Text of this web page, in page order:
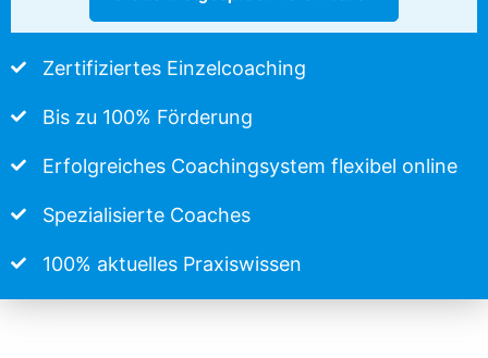
Zertifiziertes Einzelcoaching
Bis zu 100% Förderung
Erfolgreiches Coachingsystem flexibel online
Spezialisierte Coaches
100% aktuelles Praxiswissen